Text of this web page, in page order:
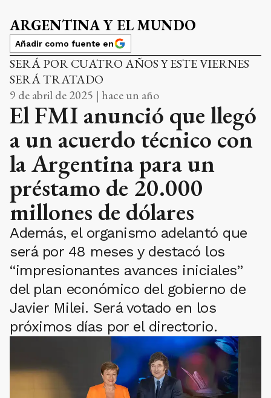
ARGENTINA Y EL MUNDO
Añadir como fuente en
SERÁ POR CUATRO AÑOS Y ESTE VIERNES
SERÁ TRATADO
9 de abril de 2025 | hace un año
El FMI anunció que llegó
a un acuerdo técnico con
la Argentina para un
préstamo de 20.000
millones de dólares
Además, el organismo adelantó que
será por 48 meses y destacó los
“impresionantes avances iniciales”
del plan económico del gobierno de
Javier Milei. Será votado en los
próximos días por el directorio.